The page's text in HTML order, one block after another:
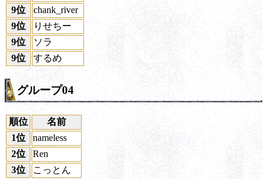
9位
chank_river
9位
りせちー
9位
ソラ
9位
するめ
グループ04
順位
名前
1位
nameless
2位
Ren
3位
こっとん